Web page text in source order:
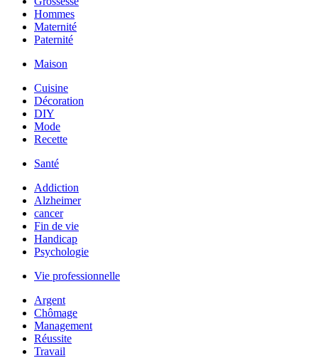
Hommes
Maternité
Paternité
Maison
Cuisine
Décoration
DIY
Mode
Recette
Santé
Addiction
Alzheimer
cancer
Fin de vie
Handicap
Psychologie
Vie professionnelle
Argent
Chômage
Management
Réussite
Travail